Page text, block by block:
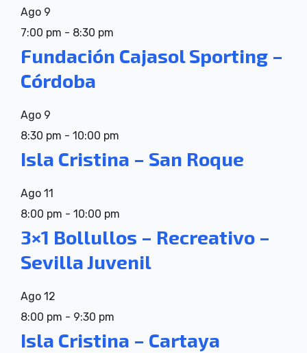
Ago 9
7:00 pm - 8:30 pm
Fundación Cajasol Sporting –
Córdoba
Ago 9
8:30 pm - 10:00 pm
Isla Cristina – San Roque
Ago 11
8:00 pm - 10:00 pm
3×1 Bollullos – Recreativo –
Sevilla Juvenil
Ago 12
8:00 pm - 9:30 pm
Isla Cristina – Cartaya